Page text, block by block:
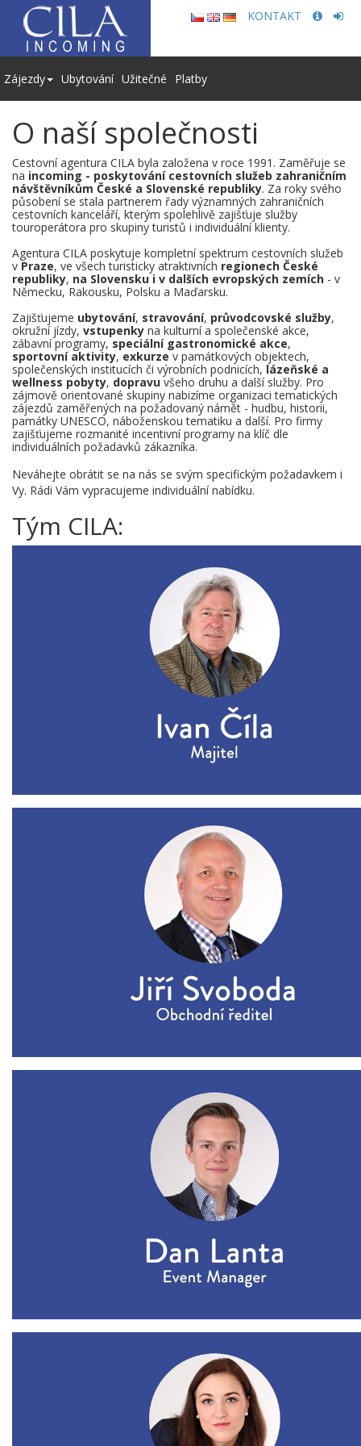
KONTAKT
Zájezdy Ubytování Užitečné Platby
O naší společnosti
Cestovní agentura CILA byla založena v roce 1991. Zaměřuje se
na incoming - poskytování cestovních služeb zahraničním
návštěvníkům České a Slovenské republiky. Za roky svého
působení se stala partnerem řady významných zahraničních
cestovních kanceláří, kterým spolehlivě zajišťuje služby
touroperátora pro skupiny turistů i individuální klienty.
Agentura CILA poskytuje kompletní spektrum cestovních služeb
vPraze, ve všech turisticky atraktivních regionech České
republiky, na Slovensku i v dalších evropských zemích - v
Německu, Rakousku, Polsku a Maďarsku.
Zajišťujeme ubytování, stravování, průvodcovské služby,
okružní jízdy, vstupenky na kulturní a společenské akce,
zábavní programy, speciální gastronomické akce,
sportovní aktivity, exkurze v památkových objektech,
společenských institucích či výrobních podnicích, lázeňské a
wellness pobyty, dopravuvšeho druhu a další služby. Pro
zájmově orientované skupiny nabizíme organizaci tematických
zájezdů zaměřených na požadovaný námět - hudbu, historii,
památky UNESCO, náboženskou tematiku a další. Pro firmy
zajišťujeme rozmanité incentivní programy na klíč dle
individuálních požadavků zákazníka.
Neváhejte obrátit se na nás se svým specifickým požadavkem i
Vy. Rádi Vám vypracujeme individuální nabídku.
Tým CILA: